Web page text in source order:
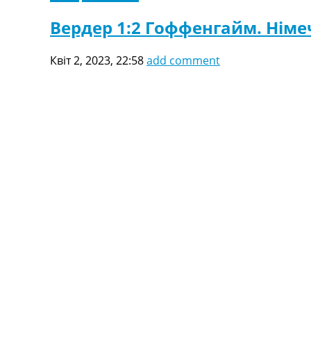
Вердер 1:2 Гоффенгайм.
Квіт 2, 2023, 22:58add comment